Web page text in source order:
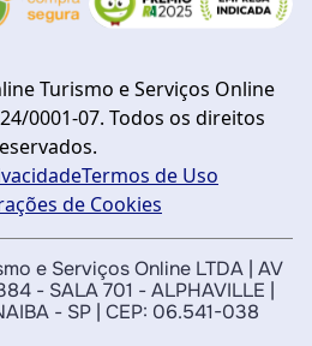
Turismo e Serviços Online
0001-07. Todos os direitos
Termos de Uso
de Cookies
e Serviços Online LTDA | AV
- SALA 701 - ALPHAVILLE |
- SP | CEP: 06.541-038